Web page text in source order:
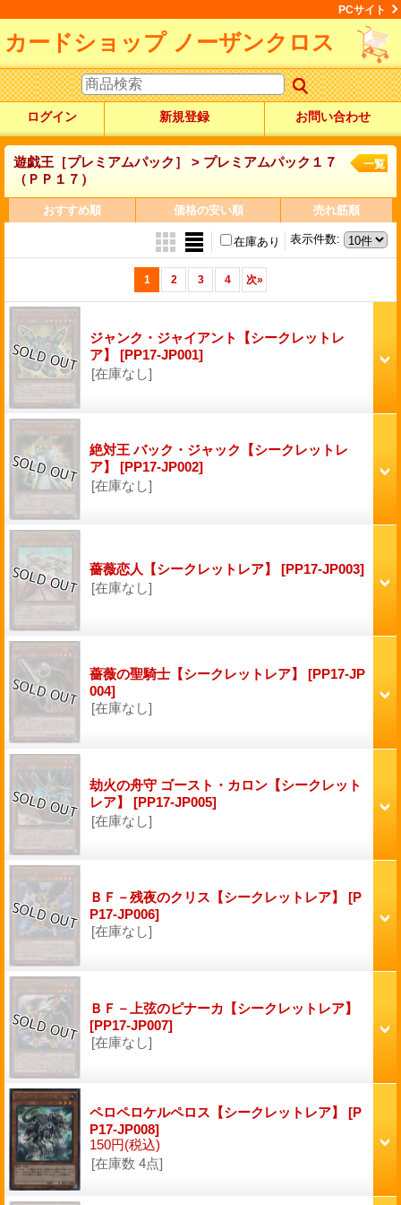
PCサイト
カードショップ ノーザンクロス
ログイン 新規登録 お問い合わせ
遊戯王［プレミアムパック］ > プレミアムパック１７
（ＰＰ１７）
一覧
おすすめ順 価格の安い順 売れ筋順
表示件数:
在庫あり
1 2 3 4 次»
ジャンク・ジャイアント【シークレットレ
ア】 [PP17-JP001]
[在庫なし]
絶対王 バック・ジャック【シークレットレ
ア】 [PP17-JP002]
[在庫なし]
薔薇恋人【シークレットレア】 [PP17-JP003]
[在庫なし]
薔薇の聖騎士【シークレットレア】 [PP17-JP
004]
[在庫なし]
劫火の舟守 ゴースト・カロン【シークレット
レア】 [PP17-JP005]
[在庫なし]
ＢＦ－残夜のクリス【シークレットレア】 [P
P17-JP006]
[在庫なし]
ＢＦ－上弦のピナーカ【シークレットレア】
[PP17-JP007]
[在庫なし]
ペロペロケルペロス【シークレットレア】 [P
P17-JP008]
150円(税込)
[在庫数 4点]